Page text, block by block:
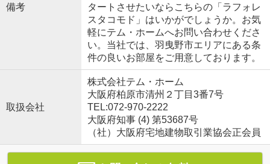
備考
タートさせたいならこちらの「ラフォレ
スタコモド」はいかがでしょうか。お気
軽にテム・ホームへお問い合わせくださ
い。当社では、羽曳野市エリアにある条
件の良いお部屋をご用意しております。
取扱会社
株式会社テム・ホーム
大阪府柏原市清州２丁目3番7号
TEL:072-970-2222
大阪府知事 (4) 第53687号
（社）大阪府宅地建物取引業協会正会員